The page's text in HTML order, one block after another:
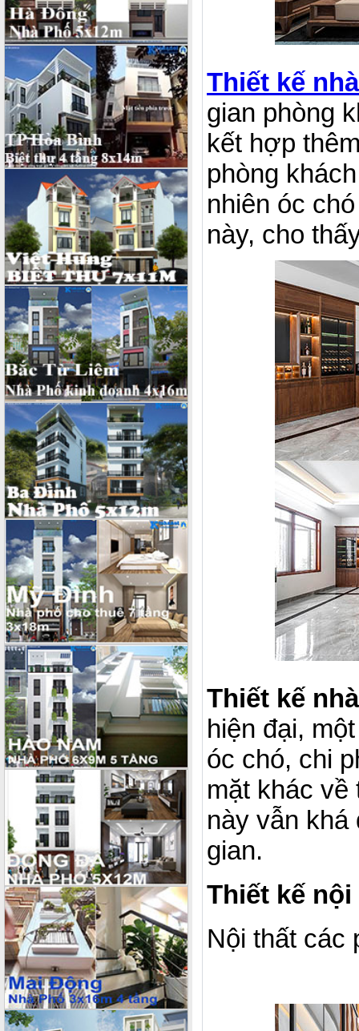
Thiết kế
gian phòng
kết hợp
phòng
nhiên óc
này, cho
Thiết kế
hiện đại,
óc chó, chi
mặt khác
này vẫn khá
gian.
Thiết kế
Nội thất các